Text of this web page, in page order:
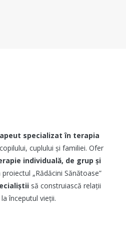
specializat în terapia
cuplului și familiei. Ofer
individuală, de grup și
proiectul „Rădăcini Sănătoase”
să construiască relații
începutul vieții.